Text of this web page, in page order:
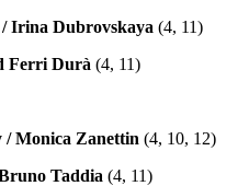
/ Irina Dubrovskaya (4, 11)
Ferri Durà (4, 11)
/ Monica Zanettin (4, 10, 12)
Taddia (4, 11)